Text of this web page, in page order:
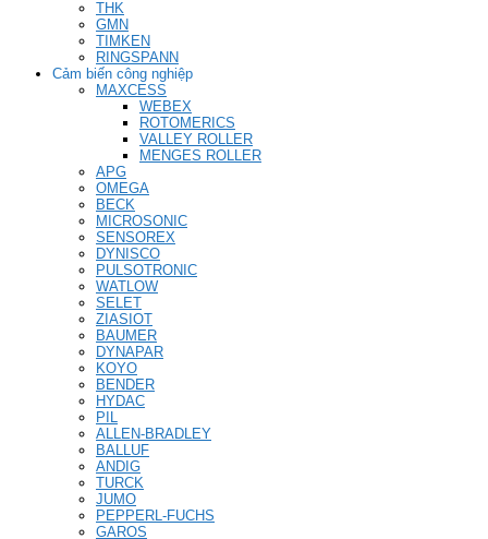
THK
GMN
TIMKEN
RINGSPANN
Cảm biến công nghiệp
MAXCESS
WEBEX
ROTOMERICS
VALLEY ROLLER
MENGES ROLLER
APG
OMEGA
BECK
MICROSONIC
SENSOREX
DYNISCO
PULSOTRONIC
WATLOW
SELET
ZIASIOT
BAUMER
DYNAPAR
KOYO
BENDER
HYDAC
PIL
ALLEN-BRADLEY
BALLUF
ANDIG
TURCK
JUMO
PEPPERL-FUCHS
GAROS